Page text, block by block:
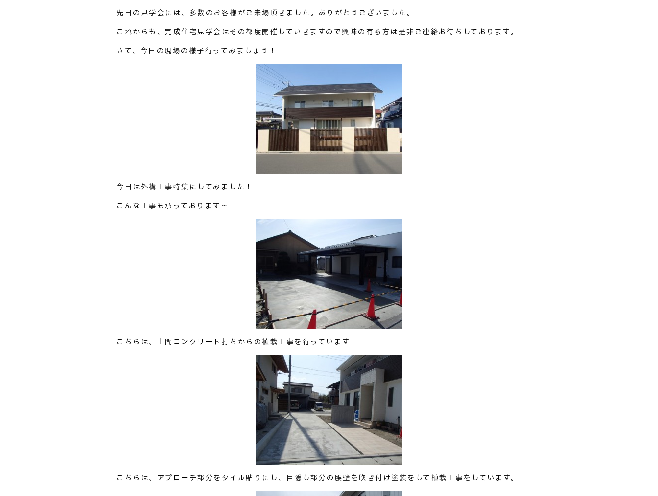
先日の見学会には、多数のお客様がご来場頂きました。ありがとうございました。
これからも、完成住宅見学会はその都度開催していきますので興味の有る方は是非ご連絡お待ちしております。
さて、今日の現場の様子行ってみましょう！
今日は外構工事特集にしてみました！
こんな工事も承っております～
こちらは、土間コンクリート打ちからの植栽工事を行っています
こちらは、アプローチ部分をタイル貼りにし、目隠し部分の腰壁を吹き付け塗装をして植栽工事をしています。